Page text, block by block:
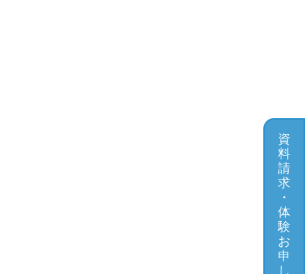
資
料
請
求
・
体
験
お
申
し